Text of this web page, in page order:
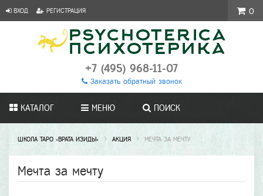
ВХОД РЕГИСТРАЦИЯ
+7 (495) 968-11-07
Заказать обратный звонок
КАТАЛОГ МЕНЮ ПОИСК
ШКОЛА ТАРО «ВРАТА ИЗИДЫ» АКЦИЯ МЕЧТА ЗА МЕЧТУ
Мечта за мечту
0